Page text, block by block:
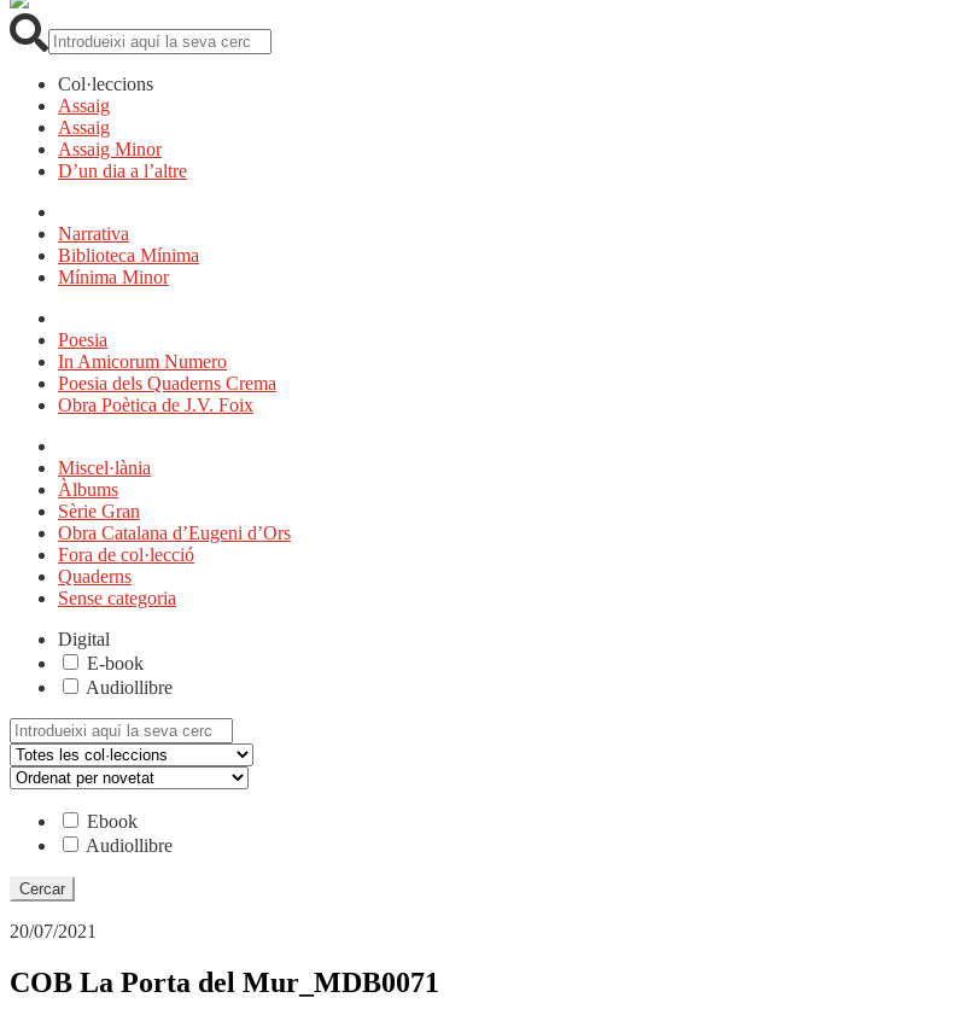
Col·leccions
Assaig
Assaig
Assaig Minor
D’un dia a l’altre
Narrativa
Biblioteca Mínima
Mínima Minor
Poesia
In Amicorum Numero
Poesia dels Quaderns Crema
Obra Poètica de J.V. Foix
Miscel·lània
Àlbums
Sèrie Gran
Obra Catalana d’Eugeni d’Ors
Fora de col·lecció
Quaderns
Sense categoria
Digital
E-book
Audiollibre
Cerca:
Ebook
Audiollibre
20/07/2021
COB La Porta del Mur_MDB0071